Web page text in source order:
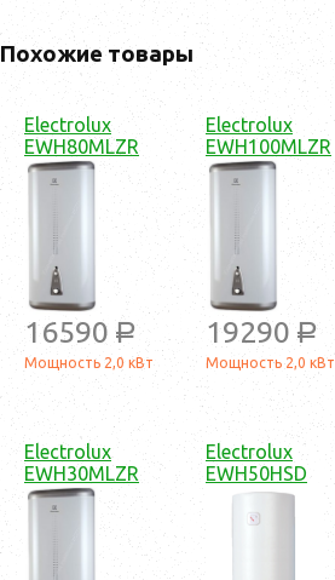
Похожие товары
Electrolux
EWH80MLZR
16590 a
Мощность 2,0 кВт
Electrolux
EWH100MLZR
19290 a
Мощность 2,0 кВт
Electrolux
EWH30MLZR
Electrolux
EWH50HSD